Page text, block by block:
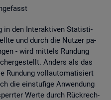
in den In­ter­ak­ti­ven Sta­tis­ti­
und durch die Nut­zer pa­
- wird mit­tels Run­dung
An­ders als das
Run­dung voll­au­to­ma­ti­siert
die ein­stu­fi­ge An­wen­dung
Werte durch Rück­rech­